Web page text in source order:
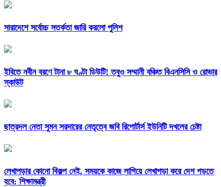
সারাদেশে সর্বোচ্চ সতর্কতা জারি করলো পুলিশ
ইবিতে নবীন বরণে টানা ৮ ঘণ্টা ডিউটি! তবুও সম্মানী বঞ্চিত বিএনসিসি ও রোভার
স্কাউট
ছাত্রদল নেতা সুমন সরদারের নেতৃত্বে জবি রিপোর্টার্স ইউনিটি দখলের চেষ্টা
লেখাপড়ার কোনো বিকল্প নেই, সময়কে কাজে লাগিয়ে লেখাপড়া করে দেশ গড়তে
হবে: শিক্ষামন্ত্রী